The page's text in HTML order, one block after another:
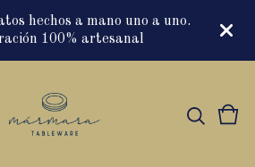
hechos a mano uno a uno.
100% artesanal
0